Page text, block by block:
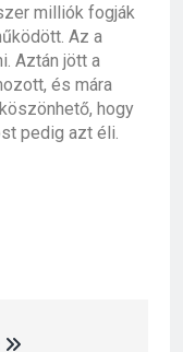
milliók fogják
Az a
Aztán jött a
és mára
hogy
pedig azt éli.